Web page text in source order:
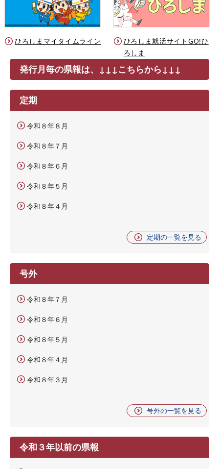
ひろしまマイタイムライン
ひろしま就活サイトGO!ひ
ろしま
発行月毎の県報は、↓↓↓こちらから↓↓↓
定期
令和８年８月
令和８年７月
令和８年６月
令和８年５月
令和８年４月
定期の一覧を見る
号外
令和８年７月
令和８年６月
令和８年５月
令和８年４月
令和８年３月
号外の一覧を見る
令和３年以前の県報